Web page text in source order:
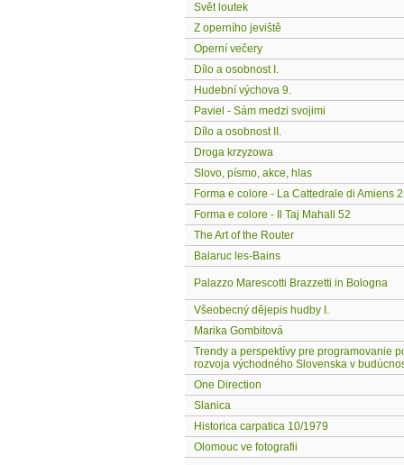
Svět loutek
Z operního jeviště
Operní večery
Dílo a osobnost I.
Hudební výchova 9.
Paviel - Sám medzi svojimi
Dílo a osobnost II.
Droga krzyzowa
Slovo, písmo, akce, hlas
Forma e colore - La Cattedrale di Amiens
Forma e colore - Il Taj Mahall 52
The Art of the Router
Balaruc les-Bains
Palazzo Marescotti Brazzetti in Bologna
Všeobecný dějepis hudby I.
Marika Gombitová
Trendy a perspektívy pre programovanie
rozvoja východného Slovenska v
One Direction
Slanica
Historica carpatica 10/1979
Olomouc ve fotografii